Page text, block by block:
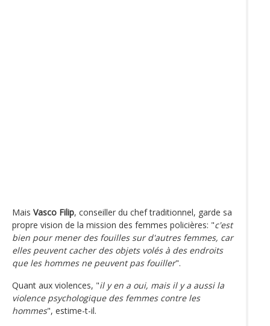
Mais Vasco Filip, conseiller du chef traditionnel, garde sa
propre vision de la mission des femmes policières: "c'est
bien pour mener des fouilles sur d'autres femmes, car
elles peuvent cacher des objets volés à des endroits
que les hommes ne peuvent pas fouiller".
Quant aux violences, "il y en a oui, mais il y a aussi la
violence psychologique des femmes contre les
hommes", estime-t-il.